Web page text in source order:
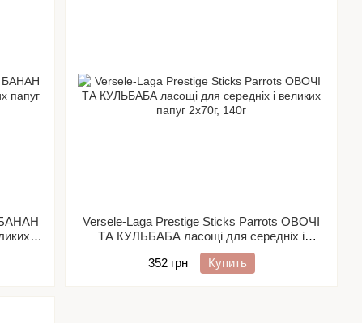
БАНАН
Versele-Laga Prestige Sticks Parrots ОВОЧІ
ТА КУЛЬБАБА ласощі для середніх і
великих папуг 2х70г
352 грн
Купить